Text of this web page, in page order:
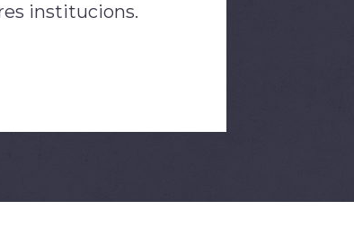
institucions.